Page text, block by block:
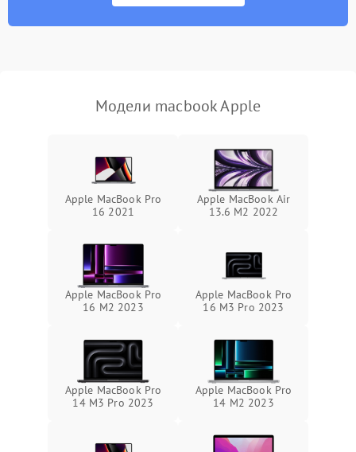
неисправности кулера
пропадание диска
оперативной памяти:
вылеты приложений,
синие экраны
Подробнее →
Проблемы Wi‑Fi или
Модели macbook Apple
Apple MacBook Pro
16 2021
Apple MacBook Air
13.6 M2 2022
Apple MacBook Pro
16 M2 2023
Apple MacBook Pro
16 M3 Pro 2023
Apple MacBook Pro
14 M3 Pro 2023
Apple MacBook Pro
14 M2 2023